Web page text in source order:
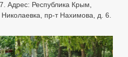
Адрес: Республика Крым,
пр-т Нахимова, д. 6.